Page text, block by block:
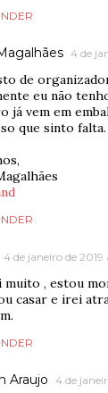
4 de
de
eu não
já vem em
que sinto falta.
4 de janeiro de 2019
muito , estou
casar e irei
Araujo 4 de